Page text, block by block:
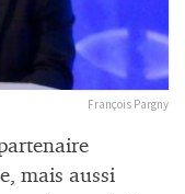
François Pargny
mais aussi